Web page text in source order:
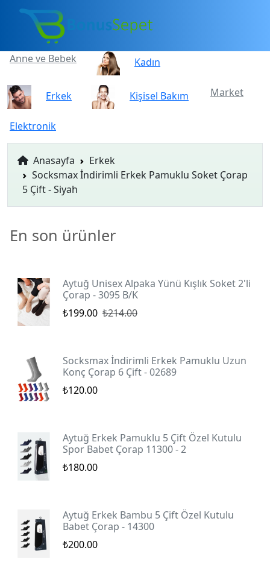
Anne ve Bebek Kadın
Erkek Kişisel Bakım Market
Elektronik
Anasayfa
Erkek
Socksmax İndirimli Erkek Pamuklu Soket Çorap
5 Çift - Siyah
En son ürünler
Aytuğ Unisex Alpaka Yünü Kışlık Soket 2'li
Çorap - 3095 B/K
₺199.00 ₺214.00
Socksmax İndirimli Erkek Pamuklu Uzun
Konç Çorap 6 Çift - 02689
₺120.00
Aytuğ Erkek Pamuklu 5 Çift Özel Kutulu
Spor Babet Çorap 11300 - 2
₺180.00
Aytuğ Erkek Bambu 5 Çift Özel Kutulu
Babet Çorap - 14300
₺200.00